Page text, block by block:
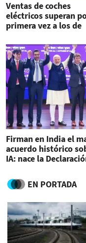
Ventas de coches
eléctricos superan
primera vez a los de
Firman en India el
acuerdo histórico
IA: nace la
EN PORTADA